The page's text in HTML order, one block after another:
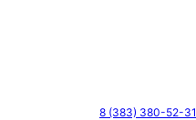
8 (383) 380-52-31